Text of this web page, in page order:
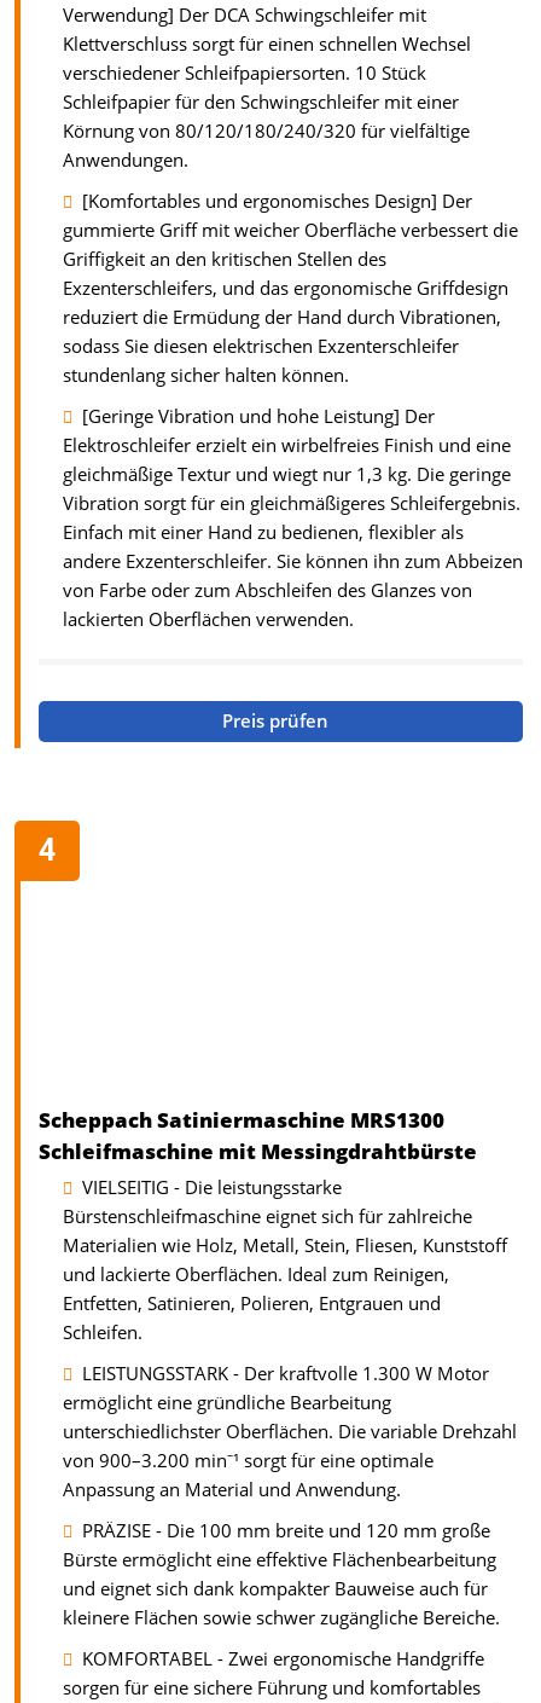
Verwendung] Der DCA Schwingschleifer mit
Klettverschluss sorgt für einen schnellen Wechsel
verschiedener Schleifpapiersorten. 10 Stück
Schleifpapier für den Schwingschleifer mit einer
Körnung von 80/120/180/240/320 für vielfältige
Anwendungen.
[Komfortables und ergonomisches Design] Der
gummierte Griff mit weicher Oberfläche verbessert die
Griffigkeit an den kritischen Stellen des
Exzenterschleifers, und das ergonomische Griffdesign
reduziert die Ermüdung der Hand durch Vibrationen,
sodass Sie diesen elektrischen Exzenterschleifer
stundenlang sicher halten können.
[Geringe Vibration und hohe Leistung] Der
Elektroschleifer erzielt ein wirbelfreies Finish und eine
gleichmäßige Textur und wiegt nur 1,3 kg. Die geringe
Vibration sorgt für ein gleichmäßigeres Schleifergebnis.
Einfach mit einer Hand zu bedienen, flexibler als
andere Exzenterschleifer. Sie können ihn zum Abbeizen
von Farbe oder zum Abschleifen des Glanzes von
lackierten Oberflächen verwenden.
Preis prüfen
Scheppach Satiniermaschine MRS1300
Schleifmaschine mit Messingdrahtbürste
VIELSEITIG - Die leistungsstarke
Bürstenschleifmaschine eignet sich für zahlreiche
Materialien wie Holz, Metall, Stein, Fliesen, Kunststoff
und lackierte Oberflächen. Ideal zum Reinigen,
Entfetten, Satinieren, Polieren, Entgrauen und
Schleifen.
LEISTUNGSSTARK - Der kraftvolle 1.300 W Motor
ermöglicht eine gründliche Bearbeitung
unterschiedlichster Oberflächen. Die variable Drehzahl
von 900–3.200 min⁻¹ sorgt für eine optimale
Anpassung an Material und Anwendung.
PRÄZISE - Die 100 mm breite und 120 mm große
Bürste ermöglicht eine effektive Flächenbearbeitung
und eignet sich dank kompakter Bauweise auch für
kleinere Flächen sowie schwer zugängliche Bereiche.
KOMFORTABEL - Zwei ergonomische Handgriffe
sorgen für eine sichere Führung und komfortables